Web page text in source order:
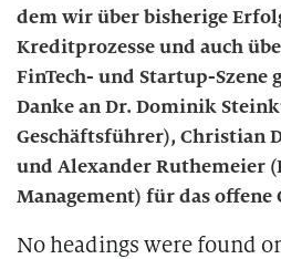
dem wir über bisherige
Kreditprozesse und auch
FinTech- und Startup-Szene
Danke an Dr. Dominik
Geschäftsführer), Christian
und Alexander Ruthemeier
Management) für das offene
No headings were found